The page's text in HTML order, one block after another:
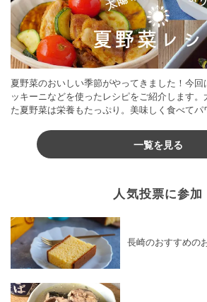
夏野菜のおいしい季節がやってきました！今
ッキーニなどを使ったレシピをご紹介します
た夏野菜は栄養もたっぷり。美味しく食べて
一覧を見る
人気投票に参加
長崎のおすすめの